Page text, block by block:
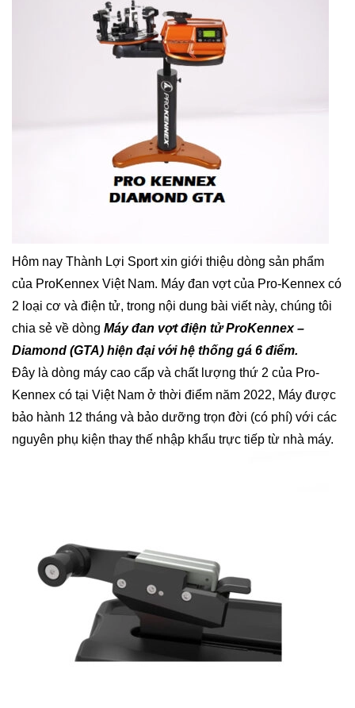
Hôm nay Thành Lợi Sport xin giới thiệu dòng sản phẩm
của ProKennex Việt Nam. Máy đan vợt của Pro-Kennex có
2 loại cơ và điện tử, trong nội dung bài viết này, chúng tôi
chia sẻ về dòng Máy đan vợt điện tử ProKennex –
Diamond (GTA) hiện đại với hệ thống gá 6 điểm.
Đây là dòng máy cao cấp và chất lượng thứ 2 của Pro-
Kennex có tại Việt Nam ở thời điểm năm 2022, Máy được
bảo hành 12 tháng và bảo dưỡng trọn đời (có phí) với các
nguyên phụ kiện thay thế nhập khẩu trực tiếp từ nhà máy.